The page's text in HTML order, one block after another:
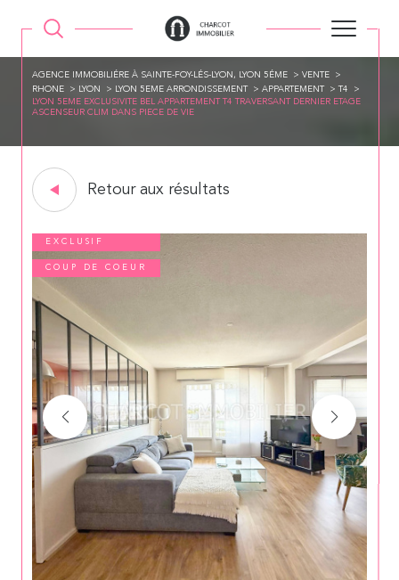
AGENCE IMMOBILIÉRE À SAINTE-FOY-LÉS-LYON, LYON 5ÉME
VENTE
RHONE
LYON LYON 5EME ARRONDISSEMENT APPARTEMENT
T4
LYON 5EME EXCLUSIVITE BEL APPARTEMENT T4 TRAVERSANT DERNIER ETAGE
ASCENSEUR CLIM DANS PIECE DE VIE
Retour aux résultats
EXCLUSIF
COUP DE COEUR